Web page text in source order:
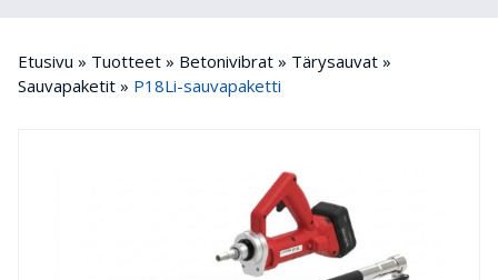
Etusivu » Tuotteet » Betonivibrat » Tärysauvat »
Sauvapaketit » P18Li-sauvapaketti